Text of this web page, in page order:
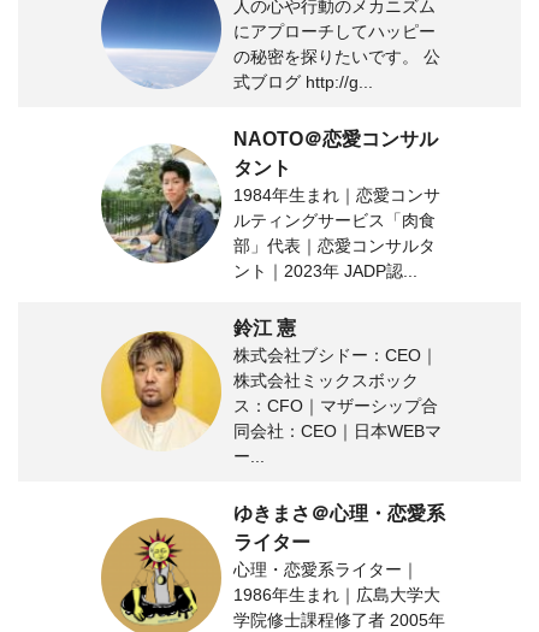
人の心や行動のメカニズム
にアプローチしてハッピー
の秘密を探りたいです。 公
式ブログ http://g...
NAOTO＠恋愛コンサル
タント
1984年生まれ｜恋愛コンサ
ルティングサービス「肉食
部」代表｜恋愛コンサルタ
ント｜2023年 JADP認...
鈴江 憲
株式会社ブシドー：CEO｜
株式会社ミックスボック
ス：CFO｜マザーシップ合
同会社：CEO｜日本WEBマ
ー...
ゆきまさ＠心理・恋愛系
ライター
心理・恋愛系ライター｜
1986年生まれ｜広島大学大
学院修士課程修了者 2005年